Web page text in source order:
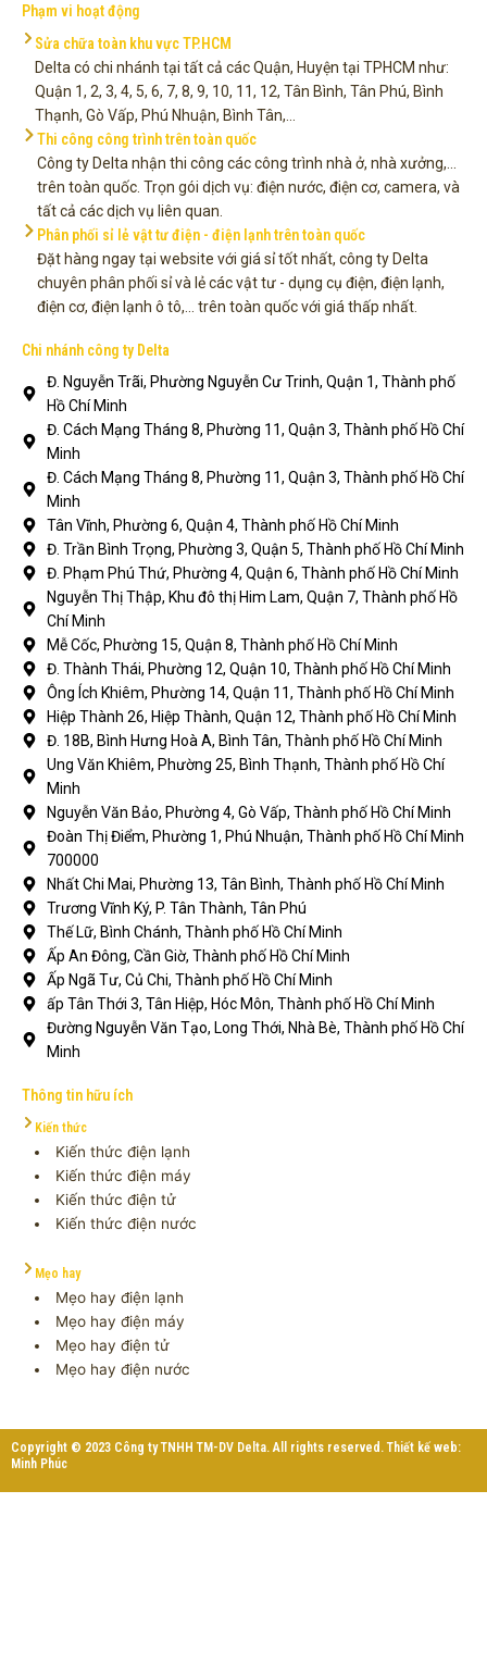
Phạm vi hoạt động
Sửa chữa toàn khu vực TP.HCM
Delta có chi nhánh tại tất cả các Quận, Huyện tại TPHCM như:
Quận 1, 2, 3, 4, 5, 6, 7, 8, 9, 10, 11, 12, Tân Bình, Tân Phú, Bình
Thạnh, Gò Vấp, Phú Nhuận, Bình Tân,...
Thi công công trình trên toàn quốc
Công ty Delta nhận thi công các công trình nhà ở, nhà xưởng,...
trên toàn quốc. Trọn gói dịch vụ: điện nước, điện cơ, camera, và
tất cả các dịch vụ liên quan.
Phân phối sỉ lẻ vật tư điện - điện lạnh trên toàn quốc
Đặt hàng ngay tại website với giá sỉ tốt nhất, công ty Delta
chuyên phân phối sỉ và lẻ các vật tư - dụng cụ điện, điện lạnh,
điện cơ, điện lạnh ô tô,... trên toàn quốc với giá thấp nhất.
Chi nhánh công ty Delta
Đ. Nguyễn Trãi, Phường Nguyễn Cư Trinh, Quận 1, Thành phố
Hồ Chí Minh
Đ. Cách Mạng Tháng 8, Phường 11, Quận 3, Thành phố Hồ Chí
Minh
Đ. Cách Mạng Tháng 8, Phường 11, Quận 3, Thành phố Hồ Chí
Minh
Tân Vĩnh, Phường 6, Quận 4, Thành phố Hồ Chí Minh
Đ. Trần Bình Trọng, Phường 3, Quận 5, Thành phố Hồ Chí Minh
Đ. Phạm Phú Thứ, Phường 4, Quận 6, Thành phố Hồ Chí Minh
Nguyễn Thị Thập, Khu đô thị Him Lam, Quận 7, Thành phố Hồ
Chí Minh
Mễ Cốc, Phường 15, Quận 8, Thành phố Hồ Chí Minh
Đ. Thành Thái, Phường 12, Quận 10, Thành phố Hồ Chí Minh
Ông Ích Khiêm, Phường 14, Quận 11, Thành phố Hồ Chí Minh
Hiệp Thành 26, Hiệp Thành, Quận 12, Thành phố Hồ Chí Minh
Đ. 18B, Bình Hưng Hoà A, Bình Tân, Thành phố Hồ Chí Minh
Ung Văn Khiêm, Phường 25, Bình Thạnh, Thành phố Hồ Chí
Minh
Nguyễn Văn Bảo, Phường 4, Gò Vấp, Thành phố Hồ Chí Minh
Đoàn Thị Điểm, Phường 1, Phú Nhuận, Thành phố Hồ Chí Minh
700000
Nhất Chi Mai, Phường 13, Tân Bình, Thành phố Hồ Chí Minh
Trương Vĩnh Ký, P. Tân Thành, Tân Phú
Thế Lữ, Bình Chánh, Thành phố Hồ Chí Minh
Ấp An Đông, Cần Giờ, Thành phố Hồ Chí Minh
Ấp Ngã Tư, Củ Chi, Thành phố Hồ Chí Minh
ấp Tân Thới 3, Tân Hiệp, Hóc Môn, Thành phố Hồ Chí Minh
Đường Nguyễn Văn Tạo, Long Thới, Nhà Bè, Thành phố Hồ Chí
Minh
Thông tin hữu ích
Kiến thức
Kiến thức điện lạnh
Kiến thức điện máy
Kiến thức điện tử
Kiến thức điện nước
Mẹo hay
Mẹo hay điện lạnh
Mẹo hay điện máy
Mẹo hay điện tử
Mẹo hay điện nước
Copyright © 2023 Công ty TNHH TM-DV Delta. All rights reserved. Thiết kế web:
Minh Phúc